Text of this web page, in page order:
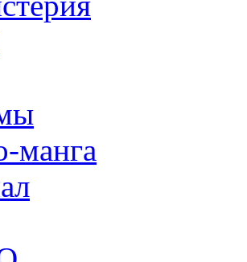
манга